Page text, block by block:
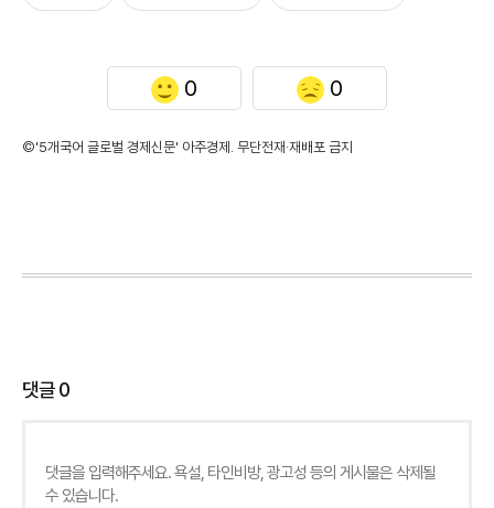
0 0
©'5개국어 글로벌 경제신문' 아주경제. 무단전재·재배포 금지
댓글0